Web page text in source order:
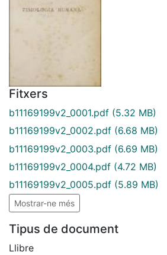
Fitxers
b11169199v2_0001.pdf (5.32 MB)
b11169199v2_0002.pdf (6.68 MB)
b11169199v2_0003.pdf (6.69 MB)
b11169199v2_0004.pdf (4.72 MB)
b11169199v2_0005.pdf (5.89 MB)
Mostrar-ne més
Tipus de document
Llibre